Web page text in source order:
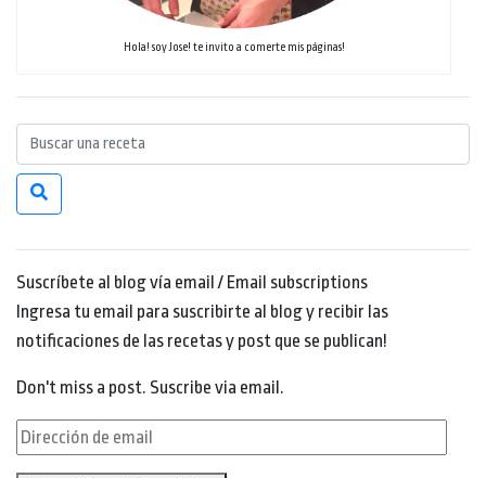
Hola! soy Jose! te invito a comerte mis páginas!
Suscríbete al blog vía email / Email subscriptions
Ingresa tu email para suscribirte al blog y recibir las
notificaciones de las recetas y post que se publican!
Don't miss a post. Suscribe via email.
Dirección
de